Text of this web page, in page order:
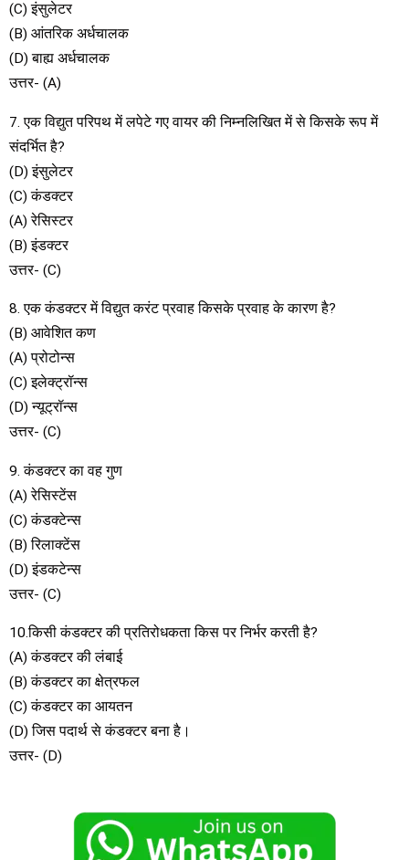
(C) इंसुलेटर
(B) आंतरिक अर्धचालक
(D) बाह्य अर्धचालक
उत्तर- (A)
7. एक विद्युत परिपथ में लपेटे गए वायर की निम्नलिखित में से किसके रूप में
संदर्भित है?
(D) इंसुलेटर
(C) कंडक्टर
(A) रेसिस्टर
(B) इंडक्टर
उत्तर- (C)
8. एक कंडक्टर में विद्युत करंट प्रवाह किसके प्रवाह के कारण है?
(B) आवेशित कण
(A) प्रोटोन्स
(C) इलेक्ट्रॉन्स
(D) न्यूट्रॉन्स
उत्तर- (C)
9. कंडक्टर का वह गुण
(A) रेसिस्टेंस
(C) कंडक्टेन्स
(B) रिलाक्टेंस
(D) इंडकटेन्स
उत्तर- (C)
10.किसी कंडक्टर की प्रतिरोधकता किस पर निर्भर करती है?
(A) कंडक्टर की लंबाई
(B) कंडक्टर का क्षेत्रफल
(C) कंडक्टर का आयतन
(D) जिस पदार्थ से कंडक्टर बना है।
उत्तर- (D)